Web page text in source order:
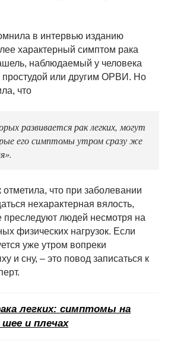
в интервью изданию
характерный симптом рака
наблюдаемый у человека
простудой или другим ОРВИ. Но
что
развивается рак легких, могут
его симптомы утром сразу же
отметила, что при заболевании
нехарактерная вялость,
преследуют людей несмотря на
физических нагрузок. Если
уже утром вопреки
и сну, – это повод записаться к
легких: симптомы на
и плечах